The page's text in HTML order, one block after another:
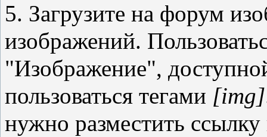
5. Загрузите на форум
изображений.
"Изображение",
пользоваться тегами [img]
нужно разместить